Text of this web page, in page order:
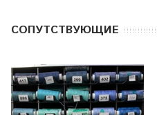
CОПУТСТВУЮЩИЕ